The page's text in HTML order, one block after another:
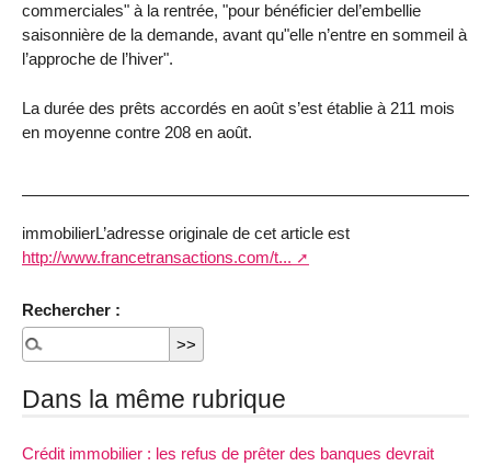
commerciales" à la rentrée, "pour bénéficier del’embellie
saisonnière de la demande, avant qu"elle n’entre en sommeil à
l’approche de l’hiver".
La durée des prêts accordés en août s’est établie à 211 mois
en moyenne contre 208 en août.
immobilierL’adresse originale de cet article est
http://www.francetransactions.com/t...
Rechercher :
Dans la même rubrique
Crédit immobilier : les refus de prêter des banques devrait